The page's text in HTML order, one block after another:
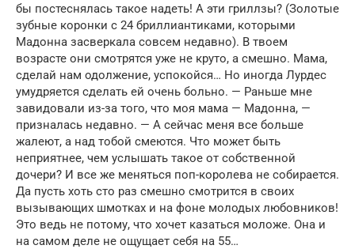
бы постеснялась такое надеть! А эти гриллзы? (Золотые
зубные коронки с 24 бриллиантиками, которыми
Мадонна засверкала совсем недавно). В твоем
возрасте они смотрятся уже не круто, а смешно. Мама,
сделай нам одолжение, успокойся… Но иногда Лурдес
умудряется сделать ей очень больно. — Раньше мне
завидовали из-за того, что моя мама — Мадонна, —
призналась недавно. — А сейчас меня все больше
жалеют, а над тобой смеются. Что может быть
неприятнее, чем услышать такое от собственной
дочери? И все же меняться поп-королева не собирается.
Да пусть хоть сто раз смешно смотрится в своих
вызывающих шмотках и на фоне молодых любовников!
Это ведь не потому, что хочет казаться моложе. Она и
на самом деле не ощущает себя на 55…